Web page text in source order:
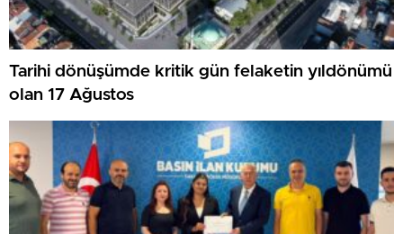
Tarihi dönüşümde kritik gün felaketin yıldönümü
olan 17 Ağustos